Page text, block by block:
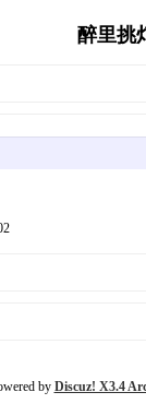
醉里挑
by Discuz! X3.4